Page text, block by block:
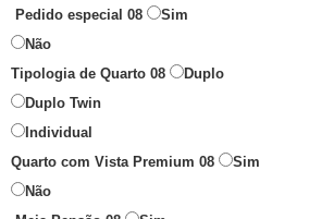
Pedido especial 08
Sim
Não
Tipologia de Quarto 08
Duplo
Duplo Twin
Individual
Quarto com Vista Premium 08
Sim
Não